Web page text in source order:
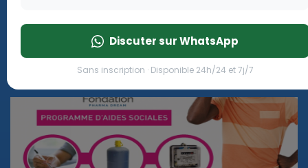
pique!
Discuter sur WhatsApp
Sans inscription · Disponible 24h/24 et 7j/7